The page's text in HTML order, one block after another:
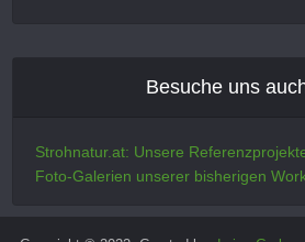
Besuche uns
Strohnatur.at: Unsere
Foto-Galerien unserer bisherigen